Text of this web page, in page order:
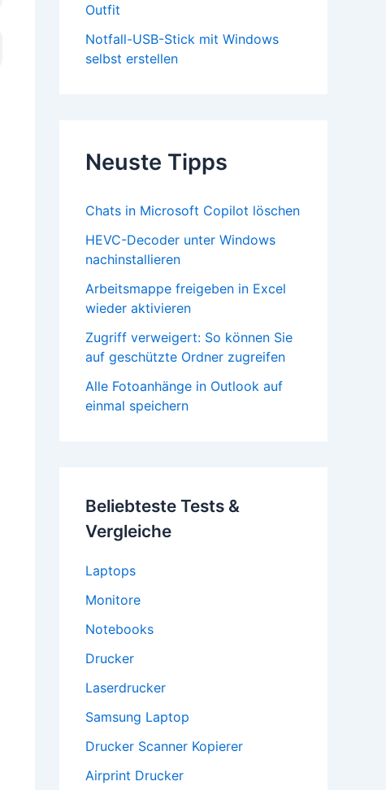
Outfit
Notfall-USB-Stick mit Windows
selbst erstellen
Neuste Tipps
Chats in Microsoft Copilot löschen
HEVC-Decoder unter Windows
nachinstallieren
Arbeitsmappe freigeben in Excel
wieder aktivieren
Zugriff verweigert: So können Sie
auf geschützte Ordner zugreifen
Alle Fotoanhänge in Outlook auf
einmal speichern
Beliebteste Tests &
Vergleiche
Laptops
Monitore
Notebooks
Drucker
Laserdrucker
Samsung Laptop
Drucker Scanner Kopierer
Airprint Drucker